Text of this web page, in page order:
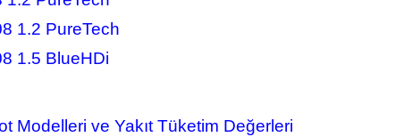
1.2 PureTech
1.5 BlueHDi
Modelleri ve Yakıt Tüketim Değerleri